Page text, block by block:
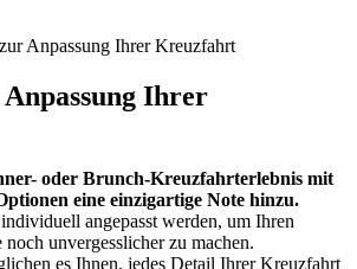
Anpassung Ihrer Kreuzfahrt
Ihrer
oder Brunch-Kreuzfahrterlebnis mit
eine einzigartige Note hinzu.
angepasst werden, um Ihren
unvergesslicher zu machen.
es Ihnen, jedes Detail Ihrer Kreuzfahrt